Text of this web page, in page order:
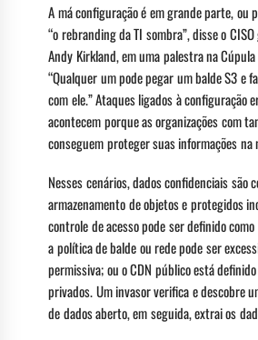
A má configuração é em grande parte, ou
“o rebranding da TI sombra”, disse o
Andy Kirkland, em uma palestra na
“Qualquer um pode pegar um balde S3 e
com ele.” Ataques ligados à configuração
acontecem porque as organizações com
conseguem proteger suas informações na
Nesses cenários, dados confidenciais são
armazenamento de objetos e protegidos
controle de acesso pode ser definido
a política de balde ou rede pode ser
permissiva; ou o CDN público está
privados. Um invasor verifica e descobre
de dados aberto, em seguida, extrai os